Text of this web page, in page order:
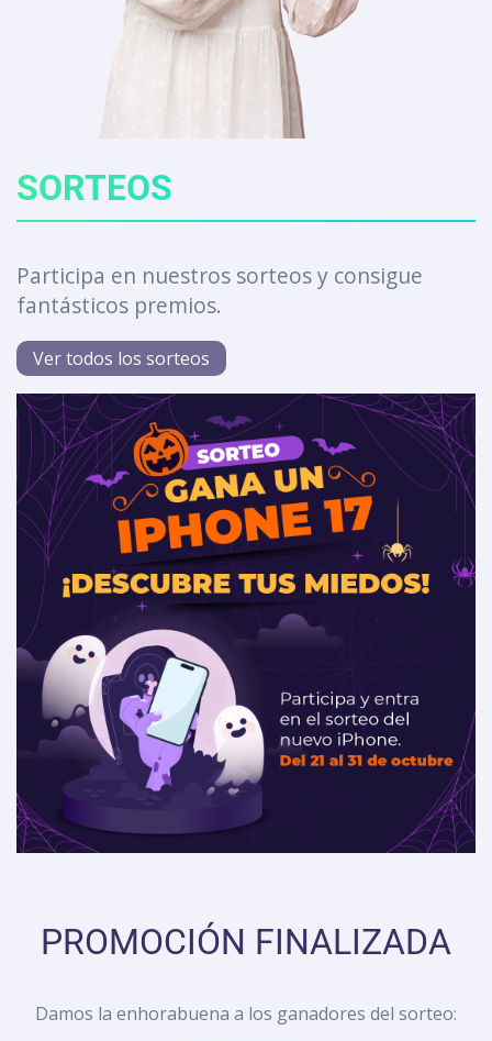
SORTEOS
Participa en nuestros sorteos y consigue
fantásticos premios.
Ver todos los sorteos
PROMOCIÓN FINALIZADA
Damos la enhorabuena a los ganadores del sorteo: